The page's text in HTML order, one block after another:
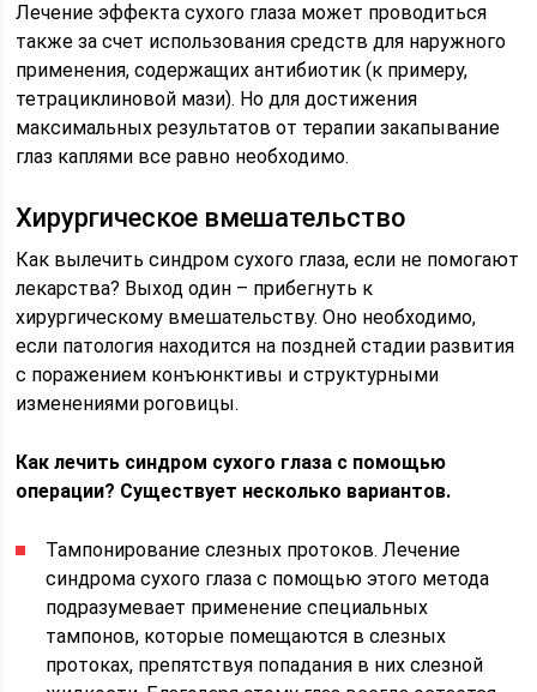
Лечение эффекта сухого глаза может проводиться
также за счет использования средств для наружного
применения, содержащих антибиотик (к примеру,
тетрациклиновой мази). Но для достижения
максимальных результатов от терапии закапывание
глаз каплями все равно необходимо.
Хирургическое вмешательство
Как вылечить синдром сухого глаза, если не помогают
лекарства? Выход один – прибегнуть к
хирургическому вмешательству. Оно необходимо,
если патология находится на поздней стадии развития
с поражением конъюнктивы и структурными
изменениями роговицы.
Как лечить синдром сухого глаза с помощью
операции? Существует несколько вариантов.
Тампонирование слезных протоков. Лечение
синдрома сухого глаза с помощью этого метода
подразумевает применение специальных
тампонов, которые помещаются в слезных
протоках, препятствуя попадания в них слезной